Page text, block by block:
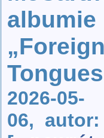
albumie
2026-05-
06,